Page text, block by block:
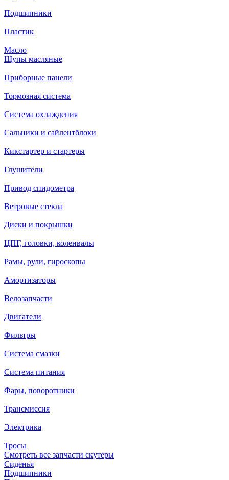
Подшипники
Пластик
Масло
Щупы масляные
Приборные панели
Тормозная система
Система охлаждения
Сальники и сайлентблоки
Кикстартер и стартеры
Глушители
Привод спидометра
Ветровые стекла
Диски и покрышки
ЦПГ, головки, коленвалы
Рамы, рули, гироскопы
Амортизаторы
Велозапчасти
Двигатели
Фильтры
Система смазки
Система питания
Фары, поворотники
Трансмиссия
Электрика
Тросы
Смотреть все запчасти скутеры
Сиденья
Подшипники